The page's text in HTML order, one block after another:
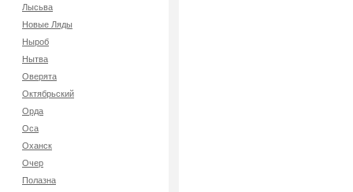
Лысьва
Новые Ляды
Ныроб
Нытва
Оверята
Октябрьский
Орда
Оса
Оханск
Очер
Полазна